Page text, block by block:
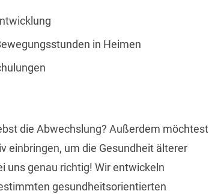
in Heimen
die Abwechslung? Außerdem möchtest
einbringen, um die Gesundheit älterer
uns genau richtig! Wir entwickeln
gesundheitsorientierten